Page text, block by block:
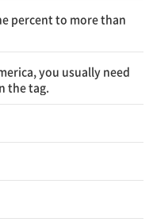
percent to more than
you usually need
the tag.